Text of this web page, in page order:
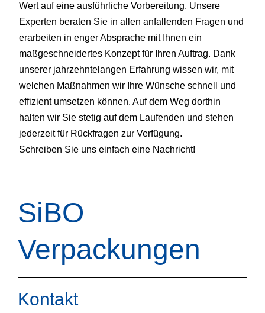
Wert auf eine ausführliche Vorbereitung. Unsere
Experten beraten Sie in allen anfallenden Fragen und
erarbeiten in enger Absprache mit Ihnen ein
maßgeschneidertes Konzept für Ihren Auftrag. Dank
unserer jahrzehntelangen Erfahrung wissen wir, mit
welchen Maßnahmen wir Ihre Wünsche schnell und
effizient umsetzen können. Auf dem Weg dorthin
halten wir Sie stetig auf dem Laufenden und stehen
jederzeit für Rückfragen zur Verfügung.
Schreiben Sie uns einfach eine Nachricht!
SiBO
Verpackungen
Kontakt